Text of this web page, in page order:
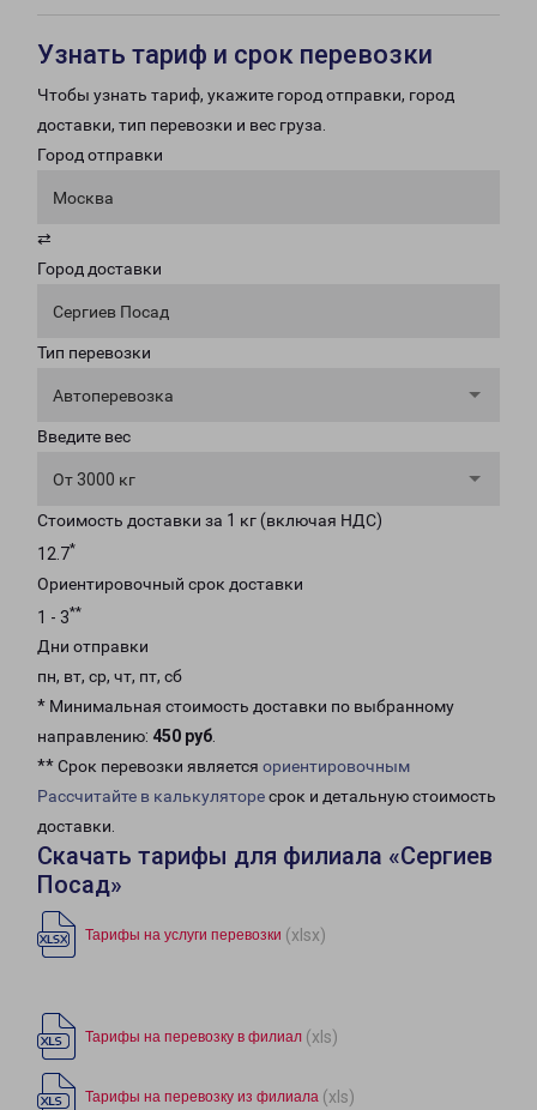
Узнать тариф и срок перевозки
Чтобы узнать тариф, укажите город отправки, город
доставки, тип перевозки и вес груза.
Город отправки
Москва
⇄
Город доставки
Сергиев Посад
Тип перевозки
Автоперевозка
Введите вес
От 3000 кг
Стоимость доставки за 1 кг (включая НДС)
12.7*
Ориентировочный срок доставки
1 - 3**
Дни отправки
пн, вт, ср, чт, пт, сб
* Минимальная стоимость доставки по выбранному
направлению: 450 руб.
** Срок перевозки является ориентировочным
Рассчитайте в калькуляторесрок и детальную стоимость
доставки.
Скачать тарифы для филиала «Сергиев
Посад»
Тарифы на услуги перевозки (xlsx)
Тарифы на перевозку в филиал (xls)
Тарифы на перевозку из филиала (xls)